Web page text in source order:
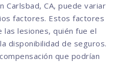
Carlsbad, CA, puede variar
factores. Estos factores
las lesiones, quién fue el
disponibilidad de seguros.
que podrían